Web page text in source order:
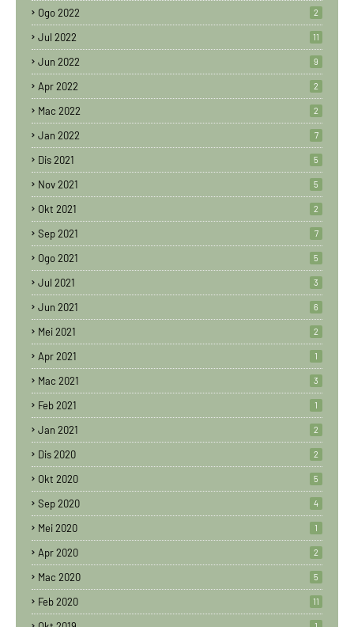
Ogo 2022 2
Jul 2022 11
Jun 2022 9
Apr 2022 2
Mac 2022 2
Jan 2022 7
Dis 2021 5
Nov 2021 5
Okt 2021 2
Sep 2021 7
Ogo 2021 5
Jul 2021 3
Jun 2021 6
Mei 2021 2
Apr 2021 1
Mac 2021 3
Feb 2021 1
Jan 2021 2
Dis 2020 2
Okt 2020 5
Sep 2020 4
Mei 2020 1
Apr 2020 2
Mac 2020 5
Feb 2020 11